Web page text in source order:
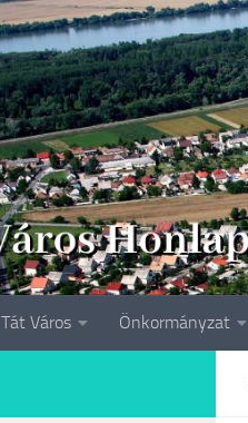
Tát Város Önkormányzat